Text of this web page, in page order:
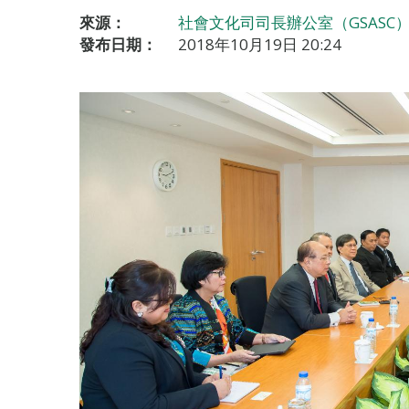
來源：
社會文化司司長辦公室（GSASC
發布日期：
2018年10月19日 20:24